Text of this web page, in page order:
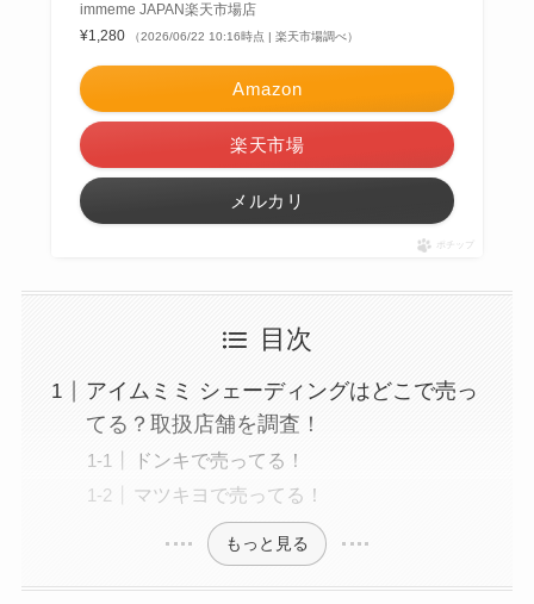
immeme JAPAN楽天市場店
¥1,280
（2026/06/22 10:16時点 | 楽天市場調べ）
Amazon
楽天市場
メルカリ
ポチップ
目次
アイムミミ シェーディングはどこで売っ
てる？取扱店舗を調査！
ドンキで売ってる！
マツキヨで売ってる！
もっと見る